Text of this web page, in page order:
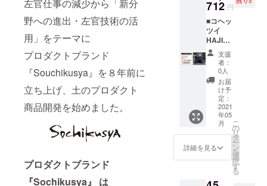
左官仕事の減少から「新分
野への進出・左官技術の活
用」をテーマに
プロダクトブランド
『Souchikusya』を８年前に
立ち上げ、土のプロダクト
商品開発を始めました。
プロダクトブランド
『Sochikusya』 は
理後に
テーブ
ル等に
置く際
は、必
ず鍋敷
き等を
お使い
くださ
い。ま
た、熱
に弱い
テーブ
ルやビ
ニール
クロス
けます
ようお
願い申
し上げ
ます。
釜をお
選びく
ださ
い。 ※
離島の
場合、
別途送
料をご
請求さ
せてい
ただき
ます。
※製造状
況によ
り出荷
時期が
遅れる
早急に
：約2.9
ｋｇ ・
カ
ラー：
土色or
墨 ※カ
ラーを
お選び
くださ
い。 ・
仕上
げ：ラ
フor
マット
※仕上げ
をお選
びくだ
・釜：
台
座・・
・
30×30
ｃｍ
角、
weight
：約3.5
ｋｇ ・
ラー：
土色or
墨 ※カ
ラーを
くださ
い。 ・
げ：ラ
／
：約
170mm
／
depth：
約250ｍ
ｍ／
weight
：約
2.6kg ※
２合鋳
weight
：約2.6
個
整台
・・・
４
個
リペア
用土
壁・・
・１袋
コヘッ
ツイ
HAJIM
E 説明
意事
項・・
・各1枚
・１個
（溶岩
プレー
ト）・
・・１
枚
固形燃
料・・
・６個
固形燃
料用ト
グ・・
・１
個
だんご1
袋（3個
入）
【商品
内容・
サイ
ズ】 コ
ヘッツ
イ
HAJIM
E・・・
1基
釜（鋳
物釜）
・・・
１
712 円
■コヘッ
ツイ
HAJIM
E３合ア
ルミ
釜：５
０，８
９０円
（定価
税込価
格＋送
料込）
↓（早
割り
【限定5
F） ■コ
支援
者：
0人
お届
け予
定：
2021
年05
月
詳細を見る
こ
の
リ
タ
ー
ン
を
選
択
す
る